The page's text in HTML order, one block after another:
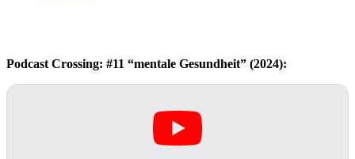
Podcast Crossing: #11 “mentale Gesundheit” (2024):